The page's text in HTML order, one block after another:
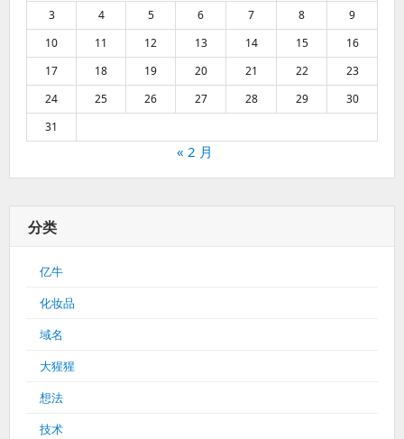
3
4 5 6 7 8
9
10
11 12 13 14 15
16
17
18 19 20 21 22
23
24
25 26 27 28 29
30
31
« 2 月
分类
亿牛
化妆品
域名
大猩猩
想法
技术